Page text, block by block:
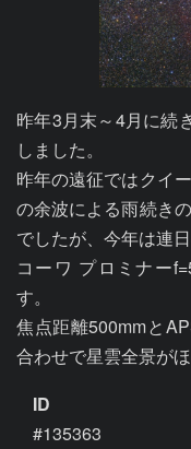
昨年3月末～4月に続
しました。
昨年の遠征ではクイ
の余波による雨続き
でしたが、今年は連
コーワ プロミナー
す。
焦点距離500mmと
ID
#135363